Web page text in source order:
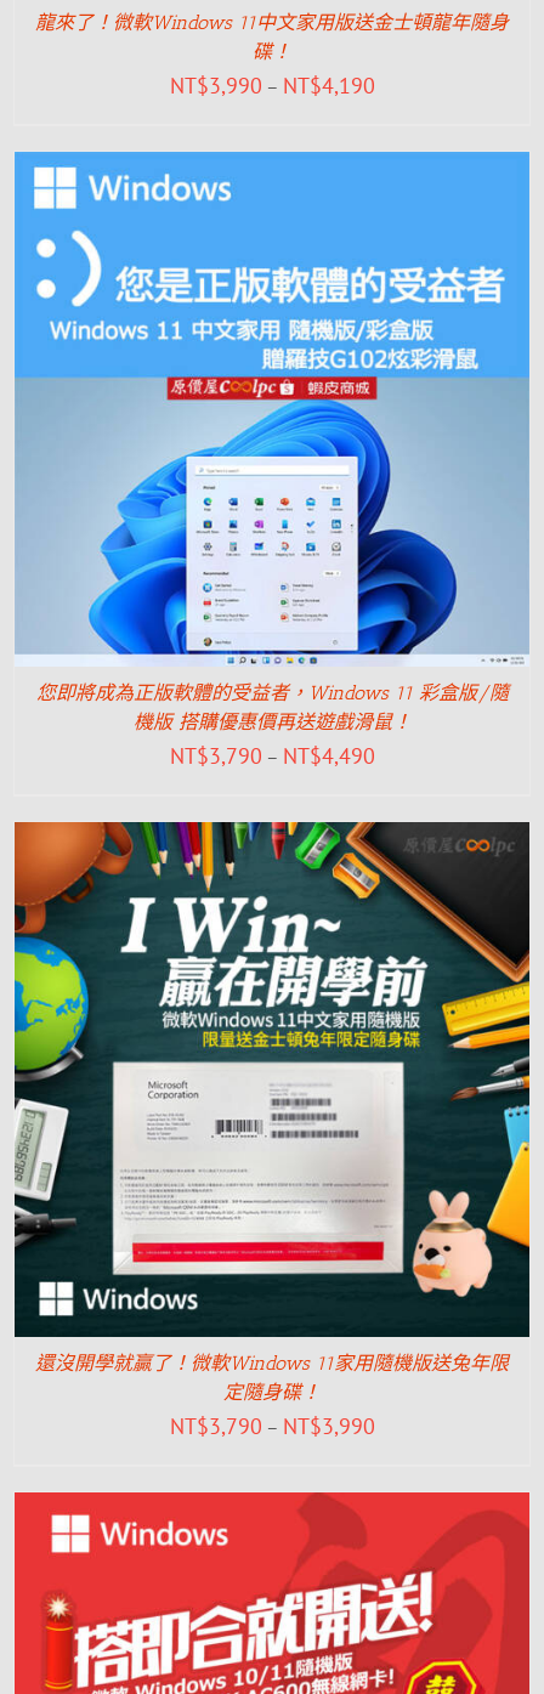
龍來了！微軟Windows 11中文家用版送金士頓龍年隨身
碟！
NT$3,990 – NT$4,190
您即將成為正版軟體的受益者，Windows 11 彩盒版/隨
機版 搭購優惠價再送遊戲滑鼠！
NT$3,790 – NT$4,490
還沒開學就贏了！微軟Windows 11家用隨機版送兔年限
定隨身碟！
NT$3,790 – NT$3,990